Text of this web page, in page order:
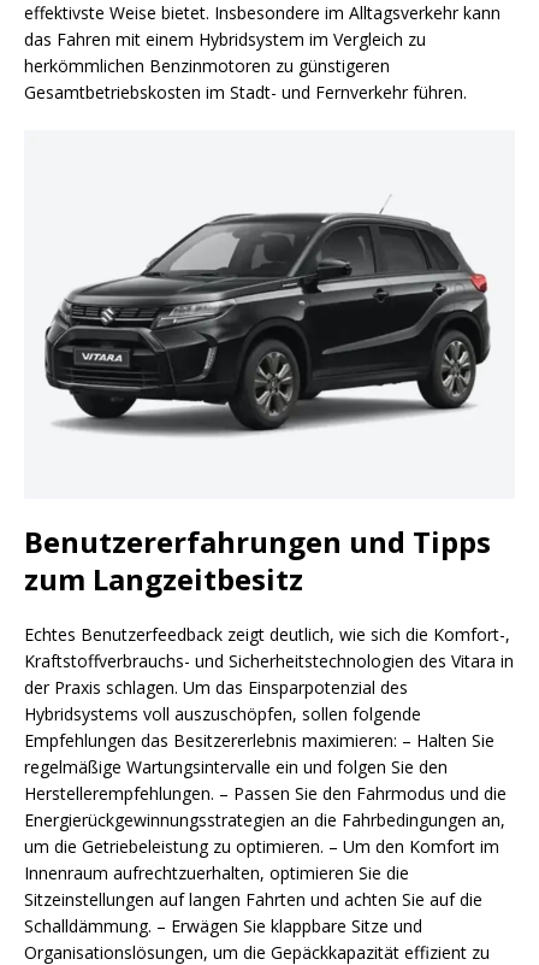
effektivste Weise bietet. Insbesondere im Alltagsverkehr kann
das Fahren mit einem Hybridsystem im Vergleich zu
herkömmlichen Benzinmotoren zu günstigeren
Gesamtbetriebskosten im Stadt- und Fernverkehr führen.
Benutzererfahrungen und Tipps
zum Langzeitbesitz
Echtes Benutzerfeedback zeigt deutlich, wie sich die Komfort-,
Kraftstoffverbrauchs- und Sicherheitstechnologien des Vitara in
der Praxis schlagen. Um das Einsparpotenzial des
Hybridsystems voll auszuschöpfen, sollen folgende
Empfehlungen das Besitzererlebnis maximieren: – Halten Sie
regelmäßige Wartungsintervalle ein und folgen Sie den
Herstellerempfehlungen. – Passen Sie den Fahrmodus und die
Energierückgewinnungsstrategien an die Fahrbedingungen an,
um die Getriebeleistung zu optimieren. – Um den Komfort im
Innenraum aufrechtzuerhalten, optimieren Sie die
Sitzeinstellungen auf langen Fahrten und achten Sie auf die
Schalldämmung. – Erwägen Sie klappbare Sitze und
Organisationslösungen, um die Gepäckkapazität effizient zu